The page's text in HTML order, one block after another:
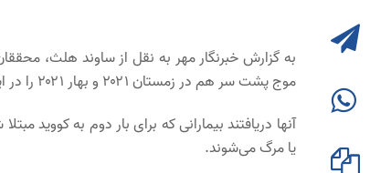
موج پشت سر هم در زمستان ۲۰۲۱ و بهار ۲۰۲۱ را در این کشور بررسی کردند.
یا مرگ می‌شوند.